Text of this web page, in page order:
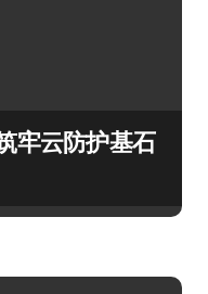
牢云防护基石